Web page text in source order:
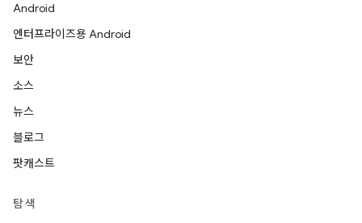
Android
엔터프라이즈용 Android
보안
소스
뉴스
블로그
팟캐스트
탐색